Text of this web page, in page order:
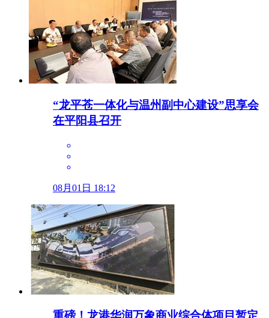
“龙平苍一体化与温州副中心建设”思享会
在平阳县召开
08月01日 18:12